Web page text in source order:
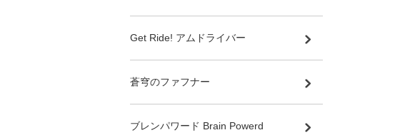
Get Ride! アムドライバー
蒼穹のファフナー
ブレンパワード Brain Powerd